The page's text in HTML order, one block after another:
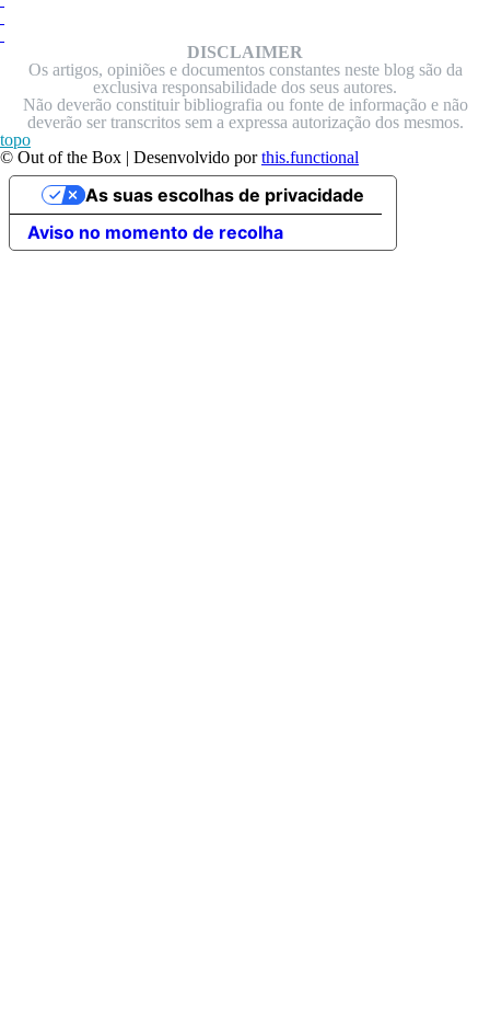
DISCLAIMER
Os artigos, opiniões e documentos constantes neste blog são da
exclusiva responsabilidade dos seus autores.
Não deverão constituir bibliografia ou fonte de informação e não
deverão ser transcritos sem a expressa autorização dos mesmos.
topo
© Out of the Box | Desenvolvido porthis.functional
Aviso no momento de recolha
As suas escolhas de privacidade